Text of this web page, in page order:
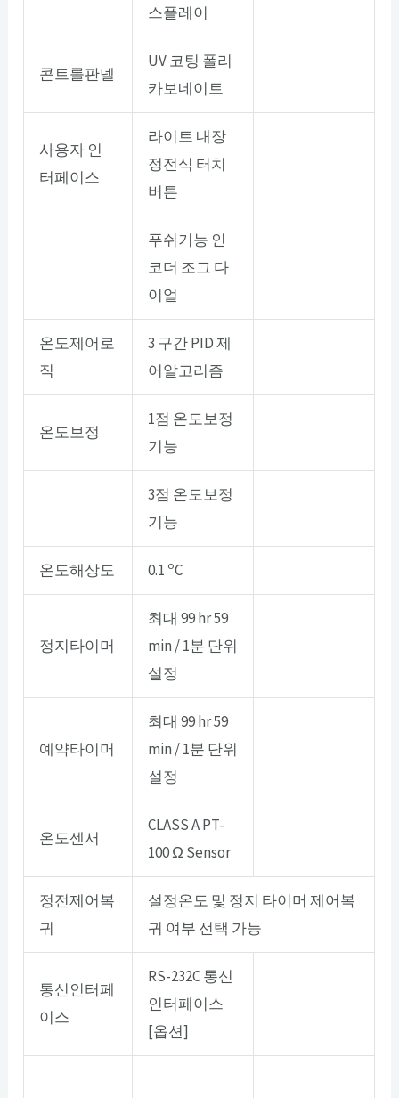
스플레이
콘트롤판넬
UV 코팅 폴리
카보네이트
사용자 인
터페이스
라이트 내장
정전식 터치
버튼
푸쉬기능 인
코더 조그 다
이얼
온도제어로
직
3 구간 PID 제
어알고리즘
온도보정
1점 온도보정
기능
3점 온도보정
기능
온도해상도 0.1 oC
정지타이머
최대 99 hr 59
min / 1분 단위
설정
예약타이머
최대 99 hr 59
min / 1분 단위
설정
온도센서
CLASS A PT-
100 Ω Sensor
정전제어복
귀
설정온도 및 정지 타이머 제어복
귀 여부 선택 가능
통신인터페
이스
RS-232C 통신
인터페이스
[옵션]